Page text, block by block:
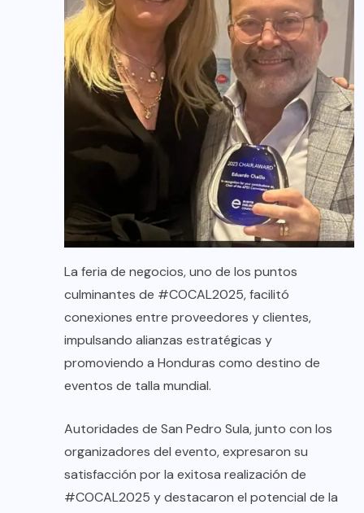
La feria de negocios, uno de los puntos
culminantes de #COCAL2025, facilitó
conexiones entre proveedores y clientes,
impulsando alianzas estratégicas y
promoviendo a Honduras como destino de
eventos de talla mundial.
Autoridades de San Pedro Sula, junto con los
organizadores del evento, expresaron su
satisfacción por la exitosa realización de
#COCAL2025 y destacaron el potencial de la